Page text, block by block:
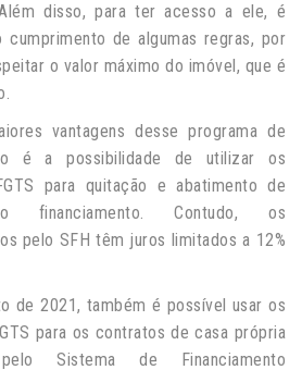
disso, para ter acesso a ele, é
cumprimento de algumas regras, por
o valor máximo do imóvel, que é
vantagens desse programa de
é a possibilidade de utilizar os
para quitação e abatimento de
financiamento. Contudo, os
pelo SFH têm juros limitados a 12%
de 2021, também é possível usar os
para os contratos de casa própria
Sistema de Financiamento